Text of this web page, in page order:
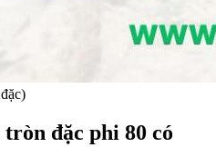
đặc phi 80 có